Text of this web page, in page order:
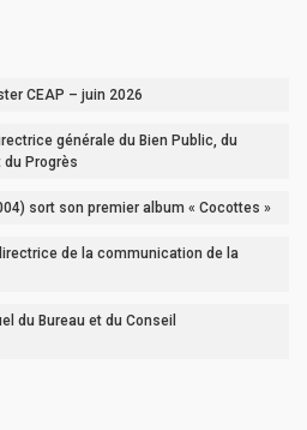
CEAP – juin 2026
générale du Bien Public, du
Progrès
sort son premier album « Cocottes »
de la communication de la
du Bureau et du Conseil